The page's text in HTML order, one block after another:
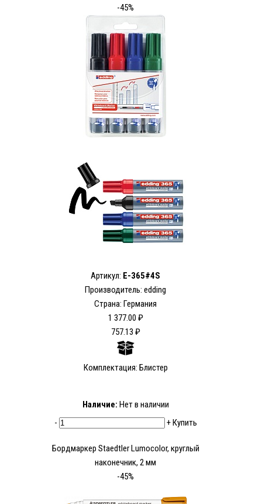
-45%
Артикул: E-365#4S
Производитель: edding
Страна: Германия
1 377.00 ₽
757.13 ₽
Комплектация: Блистер
Наличие: Нет в наличии
-
+Купить
Бордмаркер Staedtler Lumocolor, круглый
наконечник, 2 мм
-45%